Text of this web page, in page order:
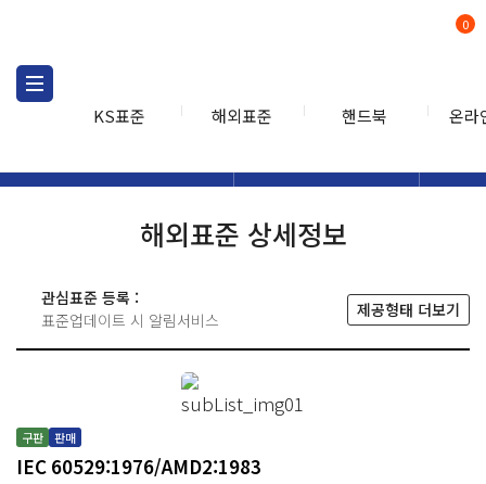
KS표준 해외표준 핸드북 온라
0
해외표준 상세정보
관심표준 등록 :
표준업데이트 시 알림서비스
제공형태 더보기
구판 판매
IEC 60529:1976/AMD2:1983